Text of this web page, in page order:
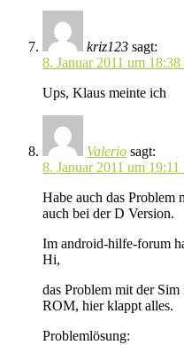
kriz123 sagt:
8. Januar 2011 um
Ups, Klaus meinte ich
Valerio sagt:
8. Januar 2011 um
Habe auch das Problem
auch bei der D Version.
Im android-hilfe-forum
Hi,
das Problem mit der
ROM, hier klappt alles.
Problemlösung: